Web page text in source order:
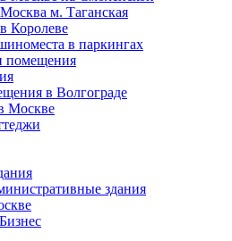
м. Таганская
Королеве
в паркингах
помещения
в Волгограде
Москве
здания